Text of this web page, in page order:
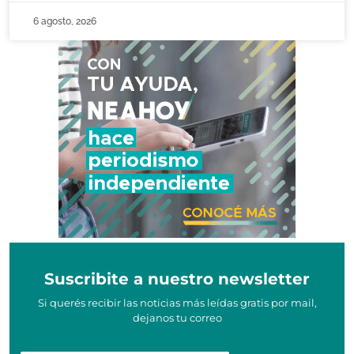
6 agosto, 2026
Suscribite a nuestro newsletter
Si querés recibir las noticias más leídas gratis por mail,
dejanos tu correo